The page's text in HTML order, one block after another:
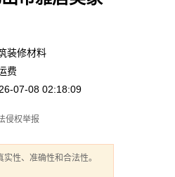
装修材料
费
07-08 02:18:09
侵权举报
性、准确性和合法性。